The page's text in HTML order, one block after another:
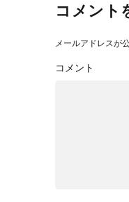
コメント
メールアドレスが
コメント